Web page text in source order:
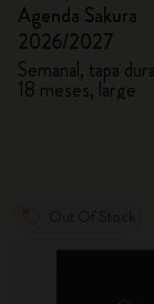
Agenda Sakura
2026/2027
Semanal, tapa
18 meses, large